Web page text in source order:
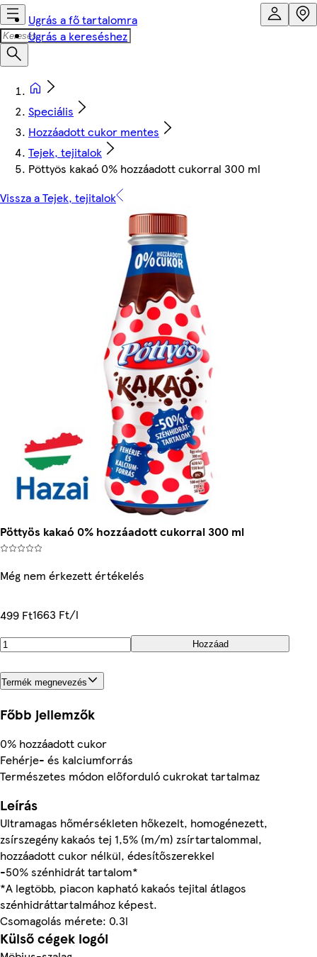
Ugrás a fő tartalomra
Ugrás a kereséshez
Speciális
Hozzáadott cukor mentes
Tejek, tejitalok
Pöttyös kakaó 0% hozzáadott cukorral 300 ml
Vissza a Tejek, tejitalok
Pöttyös kakaó 0% hozzáadott cukorral 300 ml
Még nem érkezett értékelés
499 Ft1663 Ft/l
Hozzáad
Termék megnevezés
Főbb jellemzők
0% hozzáadott cukor
Fehérje- és kalciumforrás
Természetes módon előforduló cukrokat tartalmaz
Leírás
Ultramagas hőmérsékleten hőkezelt, homogénezett,
zsírszegény kakaós tej 1,5% (m/m) zsírtartalommal,
hozzáadott cukor nélkül, édesítőszerekkel
-50% szénhidrát tartalom*
*A legtöbb, piacon kapható kakaós tejital átlagos
szénhidráttartalmához képest.
Csomagolás mérete: 0.3l
Külső cégek logói